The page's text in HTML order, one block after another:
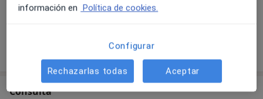
Dra. Cristina Silva Mejias
Consulta
información en Política de cookies.
Configurar
Rechazarlas todas Aceptar